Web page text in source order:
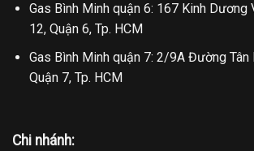
Gas Bình Minh quận 6: 167 Kinh Dương
12, Quận 6, Tp. HCM
Gas Bình Minh quận 7: 2/9A Đường Tân
Quận 7, Tp. HCM
Chi nhánh: